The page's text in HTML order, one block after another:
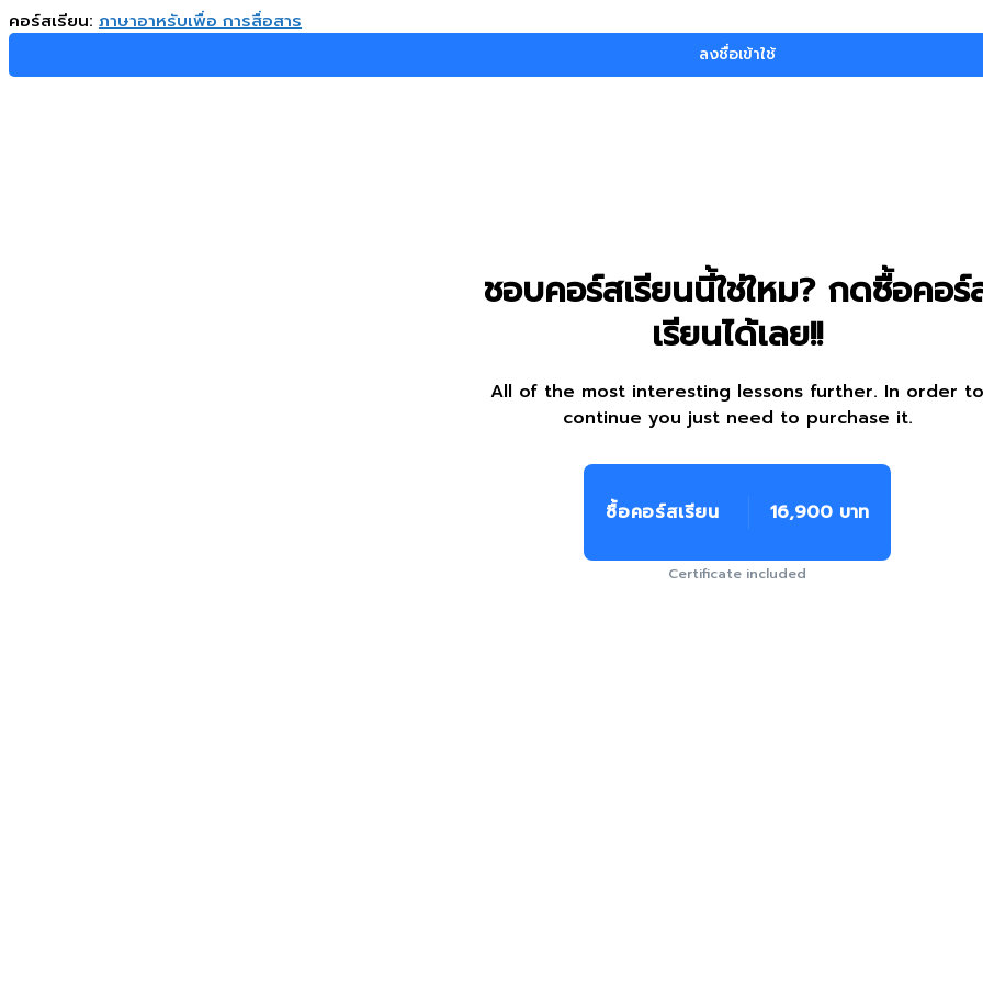
คอร์สเรียน: ภาษาอาหรับเพื่อ การสื่อสาร
ลงชื่อเข้าใช้
ชอบคอร์สเรียนนี้ใช่ใหม? กดซื้อคอร์
เรียนได้เลย!!
All of the most interesting lessons further. In order to
continue you just need to purchase it.
ซื้อคอร์สเรียน 16,900 บาท
Certificate included